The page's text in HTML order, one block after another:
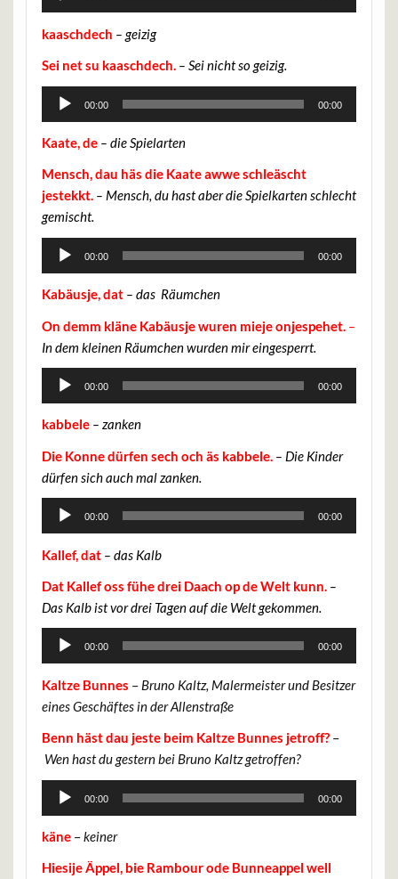
kaaschdech – geizig
Sei net su kaaschdech. – Sei nicht so geizig.
Audio-
00:00 00:00
Kaate, de – die Spielarten
Mensch, dau häs die Kaate awwe schleäscht
jestekkt. – Mensch, du hast aber die Spielkarten schlecht
gemischt.
Audio-
00:00 00:00
Kabäusje, dat – das Räumchen
On demm kläne Kabäusje wuren mieje onjespehet. –
In dem kleinen Räumchen wurden mir eingesperrt.
Audio-
00:00 00:00
kabbele – zanken
Die Konne dürfen sech och äs kabbele. – Die Kinder
dürfen sich auch mal zanken.
Audio-
00:00 00:00
Kallef, dat – das Kalb
Dat Kallef oss fühe drei Daach op de Welt kunn. –
Das Kalb ist vor drei Tagen auf die Welt gekommen.
Audio-
00:00 00:00
Kaltze Bunnes – Bruno Kaltz, Malermeister und Besitzer
eines Geschäftes in der Allenstraße
Benn häst dau jeste beim Kaltze Bunnes jetroff?–
Wen hast du gestern bei Bruno Kaltz getroffen?
Audio-
00:00 00:00
käne–keiner
Hiesije Äppel, bie Rambour ode Bunneappel well